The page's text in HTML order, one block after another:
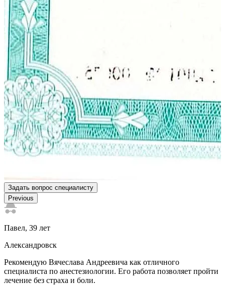
Задать вопрос специалисту
Previous
Павел, 39 лет
Александровск
Рекомендую Вячеслава Андреевича как отличного
специалиста по анестезиологии. Его работа позволяет пройти
лечение без страха и боли.